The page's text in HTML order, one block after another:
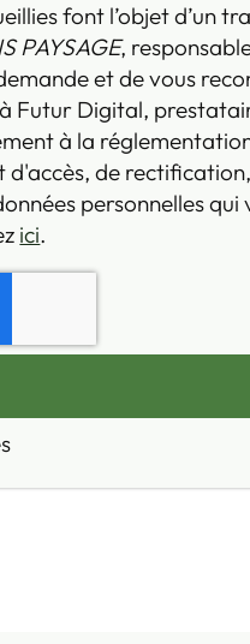
font l’objet d’un
PAYSAGE,
et de vous
Futur Digital,
à la
de
personnelles
ici.